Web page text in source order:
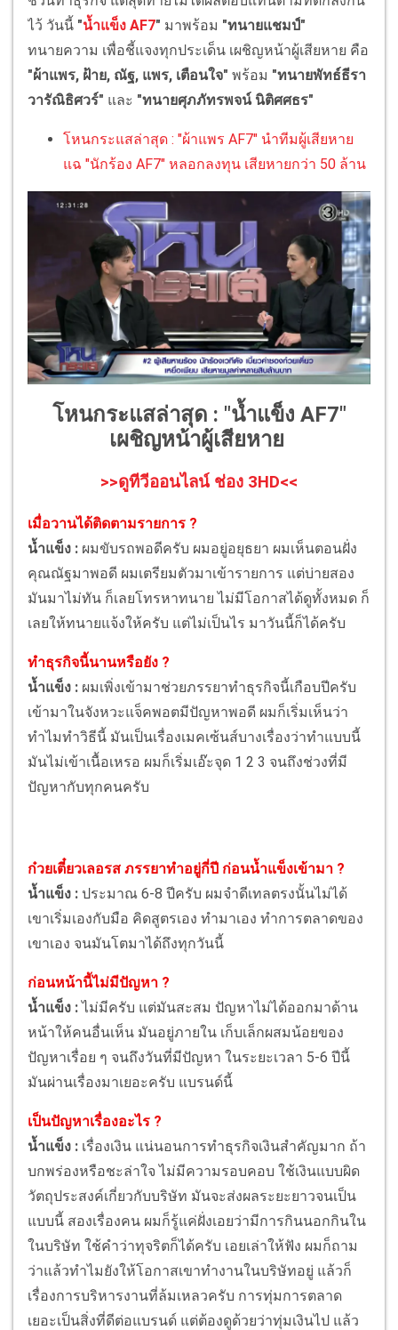
ไว้ วันนี้ "น้ำแข็ง AF7" มาพร้อม "ทนายแชมป์"
ทนายความ เพื่อชี้แจงทุกประเด็น เผชิญหน้าผู้เสียหาย คือ
"ผ้าแพร, ฝ้าย, ณัฐ, แพร, เตือนใจ" พร้อม "ทนายพัทธ์ธีรา
วารัณิธิศวร์" และ "ทนายศุภภัทรพจน์ นิติศศธร"
โหนกระแสล่าสุด : "ผ้าแพร AF7" นำทีมผู้เสียหาย
แฉ "นักร้อง AF7" หลอกลงทุน เสียหายกว่า 50 ล้าน
โหนกระแสล่าสุด : "น้ำแข็ง AF7"
เผชิญหน้าผู้เสียหาย
>>ดูทีวีออนไลน์ ช่อง 3HD<<
เมื่อวานได้ติดตามรายการ ?
น้ำแข็ง : ผมขับรถพอดีครับ ผมอยู่อยุธยา ผมเห็นตอนฝั่ง
คุณณัฐมาพอดี ผมเตรียมตัวมาเข้ารายการ แต่บ่ายสอง
มันมาไม่ทัน ก็เลยโทรหาทนาย ไม่มีโอกาสได้ดูทั้งหมด ก็
เลยให้ทนายแจ้งให้ครับ แต่ไม่เป็นไร มาวันนี้ก็ได้ครับ
ทำธุรกิจนี้นานหรือยัง ?
น้ำแข็ง : ผมเพิ่งเข้ามาช่วยภรรยาทำธุรกิจนี้เกือบปีครับ
เข้ามาในจังหวะแจ็คพอตมีปัญหาพอดี ผมก็เริ่มเห็นว่า
ทำไมทำวิธีนี้ มันเป็นเรื่องเมคเซ้นส์บางเรื่องว่าทำแบบนี้
มันไม่เข้าเนื้อเหรอ ผมก็เริ่มเอ๊ะจุด 1 2 3 จนถึงช่วงที่มี
ปัญหากับทุกคนครับ
ก๋วยเตี๋ยวเลอรส ภรรยาทำอยู่กี่ปี ก่อนน้ำแข็งเข้ามา ?
น้ำแข็ง : ประมาณ 6-8 ปีครับ ผมจำดีเทลตรงนั้นไม่ได้
เขาเริ่มเองกับมือ คิดสูตรเอง ทำมาเอง ทำการตลาดของ
เขาเอง จนมันโตมาได้ถึงทุกวันนี้
ก่อนหน้านี้ไม่มีปัญหา ?
น้ำแข็ง :ไม่มีครับ แต่มันสะสม ปัญหาไม่ได้ออกมาด้าน
หน้าให้คนอื่นเห็น มันอยู่ภายใน เก็บเล็กผสมน้อยของ
ปัญหาเรื่อย ๆ จนถึงวันที่มีปัญหา ในระยะเวลา 5-6 ปีนี้
มันผ่านเรื่องมาเยอะครับ แบรนด์นี้
เป็นปัญหาเรื่องอะไร ?
น้ำแข็ง : เรื่องเงิน แน่นอนการทำธุรกิจเงินสำคัญมาก ถ้า
บกพร่องหรือชะล่าใจ ไม่มีความรอบคอบ ใช้เงินแบบผิด
วัตถุประสงค์เกี่ยวกับบริษัท มันจะส่งผลระยะยาวจนเป็น
แบบนี้ สองเรื่องคน ผมก็รู้แค่ฝั่งเอยว่ามีการกินนอกกินใน
ในบริษัท ใช้คำว่าทุจริตก็ได้ครับ เอยเล่าให้ฟัง ผมก็ถาม
ว่าแล้วทำไมยังให้โอกาสเขาทำงานในบริษัทอยู่ แล้วก็
เรื่องการบริหารงานที่ล้มเหลวครับ การทุ่มการตลาด
เยอะเป็นสิ่งที่ดีต่อแบรนด์ แต่ต้องดูด้วยว่าทุ่มเงินไป แล้ว